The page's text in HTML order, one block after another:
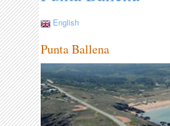
English
Punta Ballena